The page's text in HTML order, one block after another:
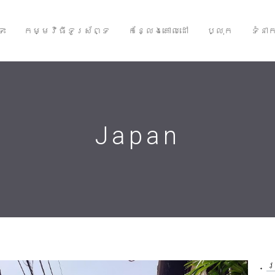
កម្មវិធីទូរស័ព្ទ កន្លែងគោលដៅ ប្លុក ទំន
Japan